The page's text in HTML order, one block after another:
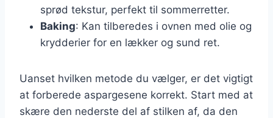
sprød tekstur, perfekt til sommerretter.
Baking: Kan tilberedes i ovnen med olie og
krydderier for en lækker og sund ret.
Uanset hvilken metode du vælger, er det vigtigt
at forberede aspargesene korrekt. Start med at
skære den nederste del af stilken af, da den